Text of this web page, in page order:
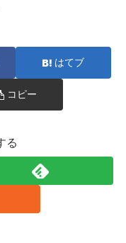
はてブ
コピー
る